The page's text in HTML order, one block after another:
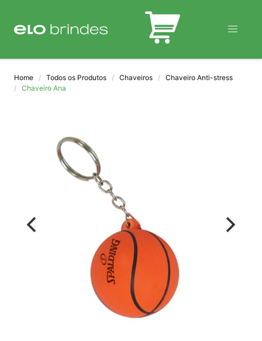
BLOG
Home Todos os Produtos Chaveiros
Chaveiro Anti-stress
Chaveiro Ana